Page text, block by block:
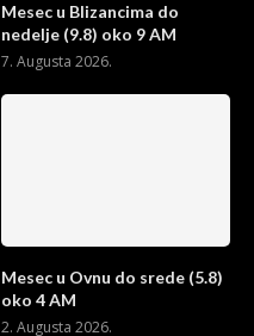
Mesec u Blizancima do
nedelje (9.8) oko 9 AM
7. Augusta 2026.
Mesec u Ovnu do srede (5.8)
oko 4 AM
2. Augusta 2026.